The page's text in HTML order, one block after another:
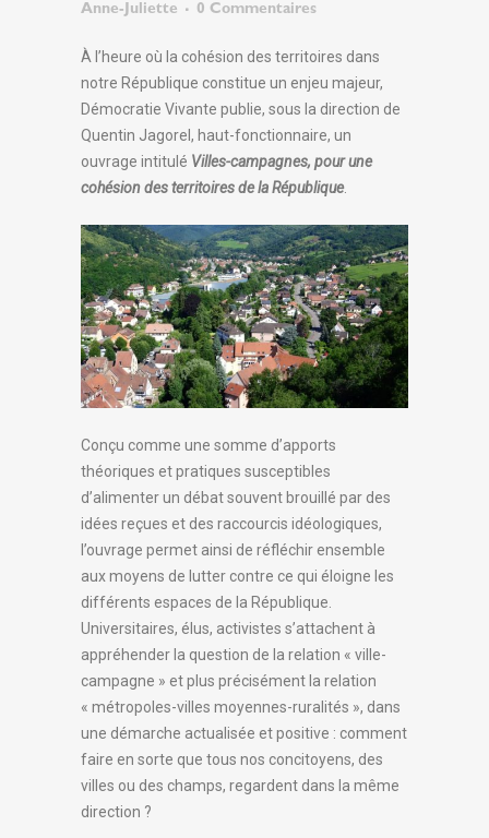
Anne-Juliette 0 Commentaires
À l’heure où la cohésion des territoires dans
notre République constitue un enjeu majeur,
Démocratie Vivante publie, sous la direction de
Quentin Jagorel, haut-fonctionnaire, un
ouvrage intitulé Villes-campagnes, pour une
cohésion des territoires de la République.
Conçu comme une somme d’apports
théoriques et pratiques susceptibles
d’alimenter un débat souvent brouillé par des
idées reçues et des raccourcis idéologiques,
l’ouvrage permet ainsi de réfléchir ensemble
aux moyens de lutter contre ce qui éloigne les
différents espaces de la République.
Universitaires, élus, activistes s’attachent à
appréhender la question de la relation « ville-
campagne » et plus précisément la relation
« métropoles-villes moyennes-ruralités », dans
une démarche actualisée et positive : comment
faire en sorte que tous nos concitoyens, des
villes ou des champs, regardent dans la même
direction ?